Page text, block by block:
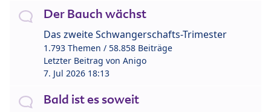
Der Bauch wächst
Das zweite Schwangerschafts-Trimester
1.793 Themen / 58.858 Beiträge
Letzter Beitrag von Anigo
7. Jul 2026 18:13
Bald ist es soweit